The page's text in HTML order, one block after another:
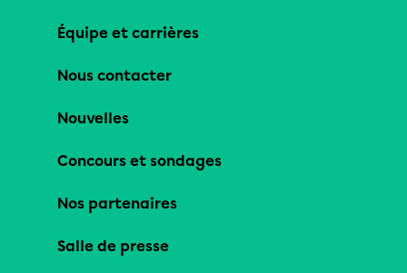
Équipe et carrières
Nous contacter
Nouvelles
Concours et sondages
Nos partenaires
Salle de presse